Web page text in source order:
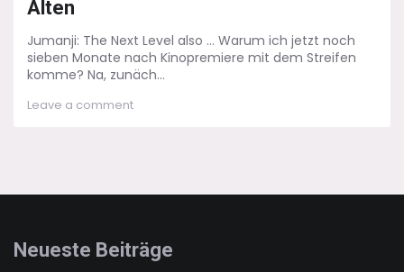
Alten
Jumanji: The Next Level also ... Warum ich jetzt noch
sieben Monate nach Kinopremiere mit dem Streifen
komme? Na, zunäch...
Leave a commenton
Neueste Beiträge